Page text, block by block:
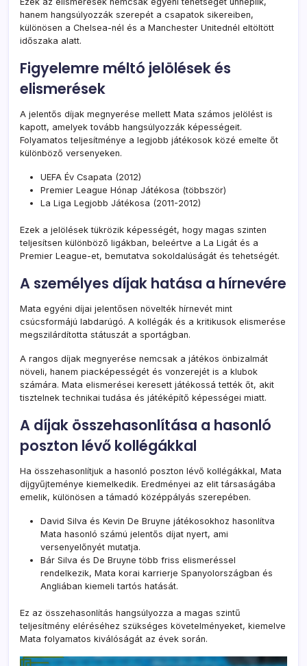
hanem hangsúlyozzák szerepét a csapatok sikereiben,
különösen a Chelsea-nél és a Manchester Unitednél eltöltött
időszaka alatt.
Figyelemre méltó jelölések és
elismerések
A jelentős díjak megnyerése mellett Mata számos jelölést is
kapott, amelyek tovább hangsúlyozzák képességeit.
Folyamatos teljesítménye a legjobb játékosok közé emelte őt
különböző versenyeken.
UEFA Év Csapata (2012)
Premier League Hónap Játékosa (többször)
La Liga Legjobb Játékosa (2011-2012)
Ezek a jelölések tükrözik képességét, hogy magas szinten
teljesítsen különböző ligákban, beleértve a La Ligát és a
Premier League-et, bemutatva sokoldalúságát és tehetségét.
A személyes díjak hatása a hírnevére
Mata egyéni díjai jelentősen növelték hírnevét mint
csúcsformájú labdarúgó. A kollégák és a kritikusok elismerése
megszilárdította státuszát a sportágban.
A rangos díjak megnyerése nemcsak a játékos önbizalmát
növeli, hanem piacképességét és vonzerejét is a klubok
számára. Mata elismerései keresett játékossá tették őt, akit
tisztelnek technikai tudása és játéképítő képességei miatt.
A díjak összehasonlítása a hasonló
poszton lévő kollégákkal
Ha összehasonlítjuk a hasonló poszton lévő kollégákkal, Mata
díjgyűjteménye kiemelkedik. Eredményei az elit társaságába
emelik, különösen a támadó középpályás szerepében.
David Silva és Kevin De Bruyne játékosokhoz hasonlítva
Mata hasonló számú jelentős díjat nyert, ami
versenyelőnyét mutatja.
Bár Silva és De Bruyne több friss elismeréssel
rendelkezik, Mata korai karrierje Spanyolországban és
Angliában kiemeli tartós hatását.
Ez az összehasonlítás hangsúlyozza a magas szintű
teljesítmény eléréséhez szükséges követelményeket, kiemelve
Mata folyamatos kiválóságát az évek során.